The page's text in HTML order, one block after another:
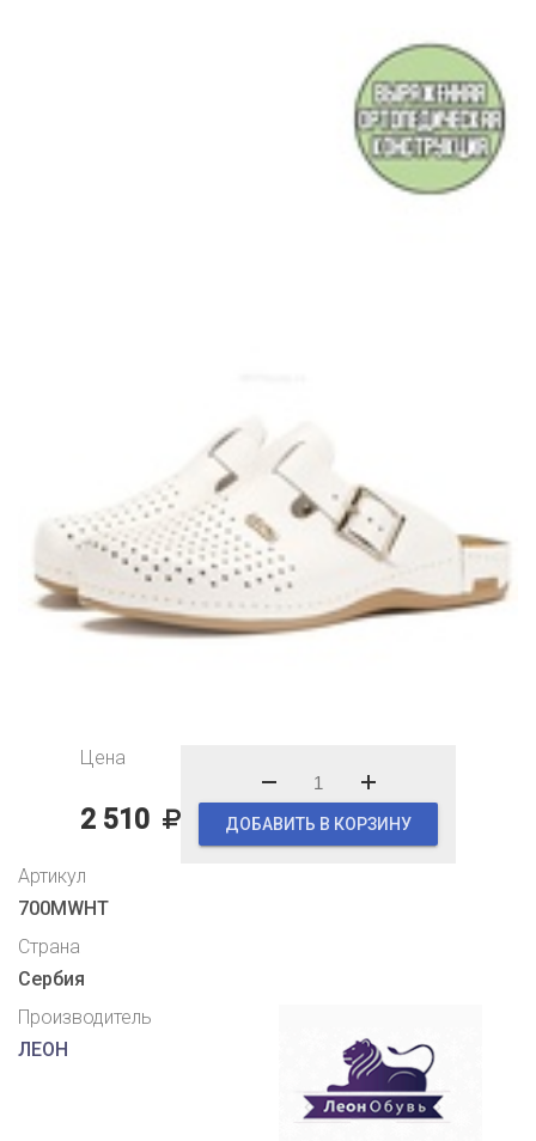
Цена
2 510 ДОБАВИТЬ В КОРЗИНУ
Артикул
700MWHT
Страна
Сербия
Производитель
ЛЕОН